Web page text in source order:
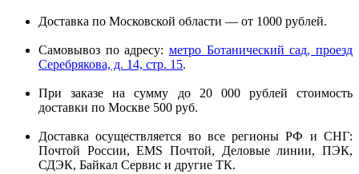
Доставка по Московской области — от 1000 рублей.
Самовывоз по адресу: метро Ботанический сад, проезд
Серебрякова, д. 14, стр. 15.
При заказе на сумму до 20 000 рублей стоимость
доставки по Москве 500 руб.
Доставка осуществляется во все регионы РФ и СНГ:
Почтой России, EMS Почтой, Деловые линии, ПЭК,
СДЭК, Байкал Сервис и другие ТК.